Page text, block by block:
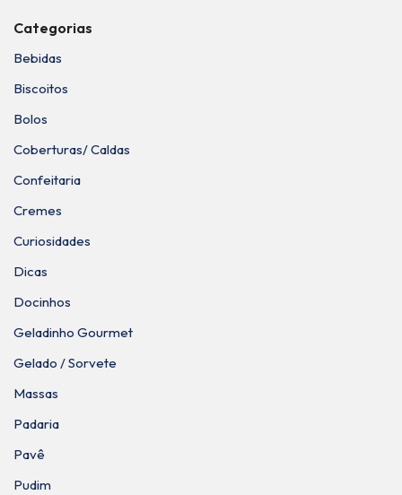
Categorias
Bebidas
Biscoitos
Bolos
Coberturas/ Caldas
Confeitaria
Cremes
Curiosidades
Dicas
Docinhos
Geladinho Gourmet
Gelado / Sorvete
Massas
Padaria
Pavê
Pudim